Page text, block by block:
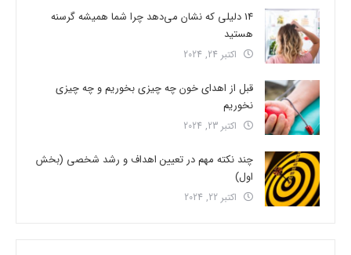
14 دلیلی که نشان می‌دهد چرا شما همیشه گرسنه
هستید
اکتبر 24, 2024
قبل از اهدای خون چه چیزی بخوریم و چه چیزی
نخوریم
اکتبر 23, 2024
چند نکته مهم در تعیین اهداف و رشد شخصی (بخش
اول)
اکتبر 22, 2024